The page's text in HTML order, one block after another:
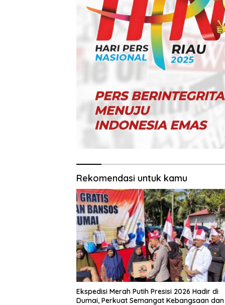
Rekomendasi untuk kamu
Ekspedisi Merah Putih Presisi 2026 Hadir di
Dumai, Perkuat Semangat Kebangsaan dan